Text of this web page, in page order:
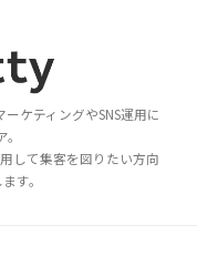
ケティングやSNS運用に
して集客を図りたい方向
す。